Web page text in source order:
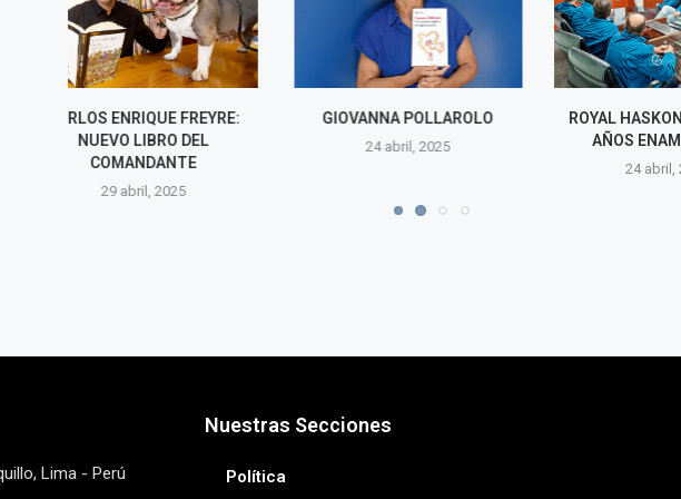
GIOVANNA POLLAROLO
24 abril, 2025
ROYAL HASKONINGDHV: 30
AÑOS ENAMORADOS
AJÍ
24
Lima - Perú
Nuestras Secciones
Política